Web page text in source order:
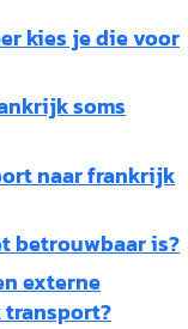
kies je die voor
soms
naar frankrijk
betrouwbaar is?
externe